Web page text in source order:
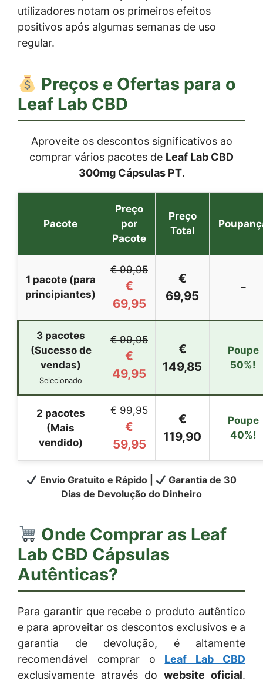
utilizadores notam os primeiros efeitos
positivos após algumas semanas de uso
regular.
Preços e Ofertas para o
Leaf Lab CBD
Aproveite os descontos significativos ao
comprar vários pacotes de Leaf Lab CBD
300mg Cápsulas PT.
Pacote
Preço
por
Pacote
Preço
Total
1 pacote (para
principiantes)
€ 99,95
€
69,95
€
69,95
–
3 pacotes
(Sucesso de
vendas)
Selecionado
€ 99,95
€
49,95
€
149,85
Poupe
50%!
2 pacotes
(Mais
vendido)
€ 99,95
€
59,95
€
119,90
Poupe
40%!
Envio Gratuito e Rápido |
Garantia de 30
Dias de Devolução do Dinheiro
Onde Comprar as Leaf
Lab CBD Cápsulas
Autênticas?
Para garantir que recebe o produto autêntico
e para aproveitar os descontos exclusivos e a
garantia de devolução, é altamente
recomendável comprar o Leaf Lab CBD
exclusivamente através do website oficial.